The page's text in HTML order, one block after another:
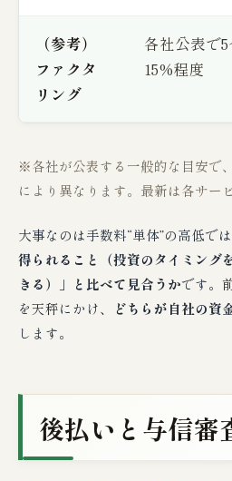
（参考）
ファクタ
リング
各社公表で5
15%程度
※各社が公表する一般的な目安で
により異なります。最新は各サー
大事なのは手数料“単体”の高低では
得られること（投資のタイミング
きる）」と比べて見合うかです。
を天秤にかけ、
どちらが自社の資
します。
後払いと与信審